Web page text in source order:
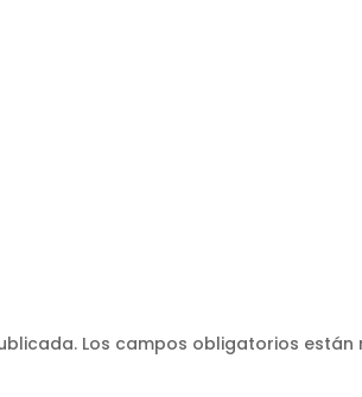
Los campos obligatorios están